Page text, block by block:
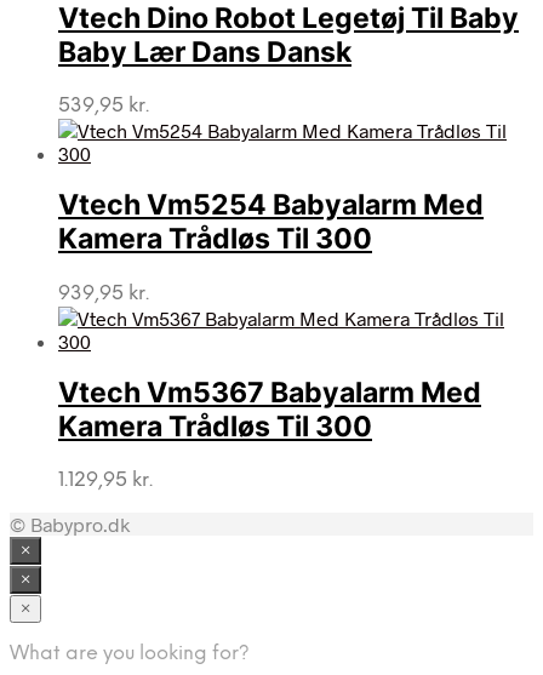
Vtech Dino Robot Legetøj Til Baby
Baby Lær Dans Dansk
539,95 kr.
Vtech Vm5254 Babyalarm Med
Kamera Trådløs Til 300
939,95 kr.
Vtech Vm5367 Babyalarm Med
Kamera Trådløs Til 300
1.129,95 kr.
© Babypro.dk
×
×
×
What are you looking for?